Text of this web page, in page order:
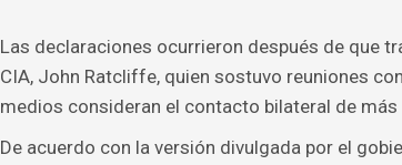
Las declaraciones ocurrieron después de que
CIA, John Ratcliffe, quien sostuvo reuniones
medios consideran el contacto bilateral de
De acuerdo con la versión divulgada por el